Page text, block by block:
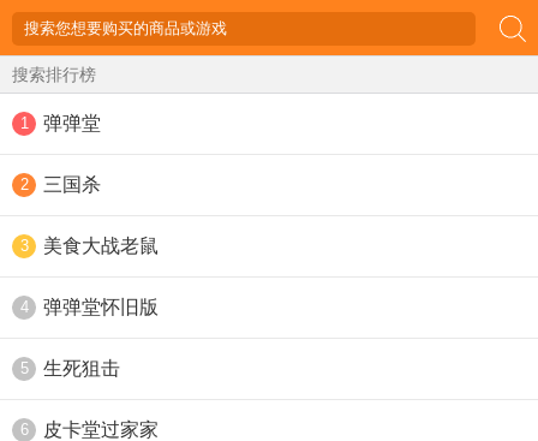
搜索排行榜
1 弹弹堂
2 三国杀
3 美食大战老鼠
4 弹弹堂怀旧版
5 生死狙击
6 皮卡堂过家家